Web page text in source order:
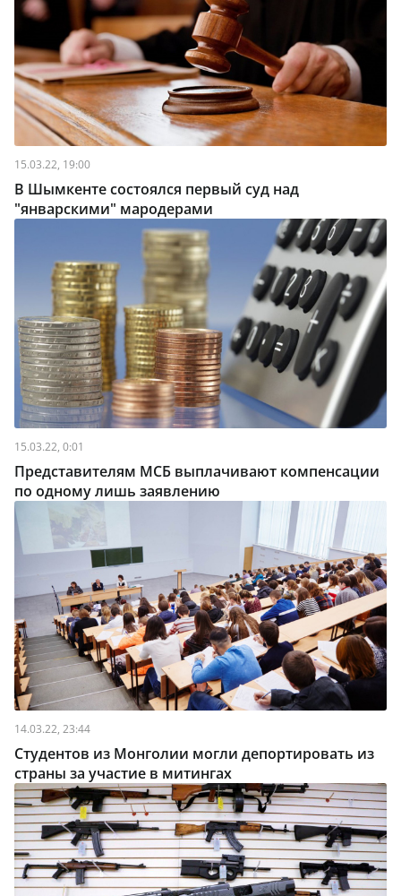
15.03.22, 19:00
В Шымкенте состоялся первый суд над
"январскими" мародерами
15.03.22, 0:01
Представителям МСБ выплачивают компенсации
по одному лишь заявлению
14.03.22, 23:44
Студентов из Монголии могли депортировать из
страны за участие в митингах